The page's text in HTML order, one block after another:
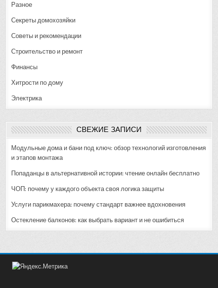
Разное
Секреты домохозяйки
Советы и рекомендации
Строительство и ремонт
Финансы
Хитрости по дому
Электрика
СВЕЖИЕ ЗАПИСИ
Модульные дома и бани под ключ: обзор технологий изготовления
и этапов монтажа
Попаданцы в альтернативной истории: чтение онлайн бесплатно
ЧОП: почему у каждого объекта своя логика защиты
Услуги парикмахера: почему стандарт важнее вдохновения
Остекление балконов: как выбрать вариант и не ошибиться